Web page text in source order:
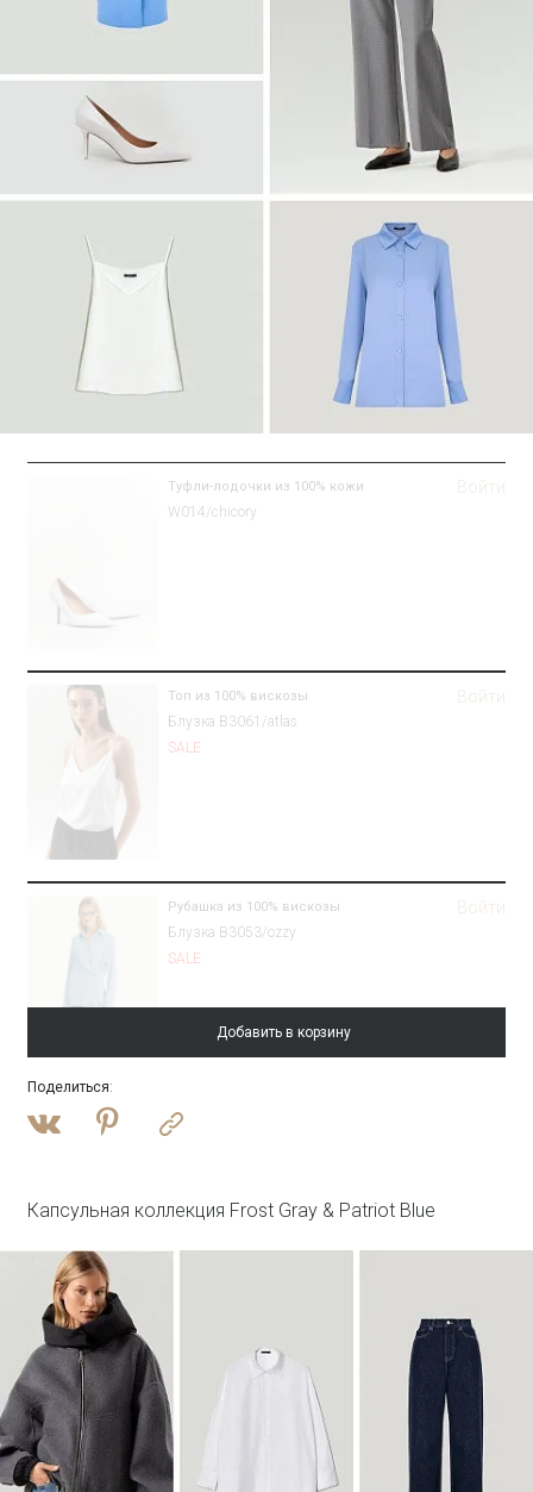
Платье-рубашка макси с принтом
Туфли-лодочки из 100% кожи
W014/chicory
Войти
Топ из 100% вискозы
Блузка B3061/atlas
SALE
Войти
Рубашка из 100% вискозы
Блузка B3053/ozzy
SALE
Войти
Однобортный жакет в полоску
Брюки D357/shift
Войти
Добавить в корзину
Поделиться:
Капсульная коллекция Frost Gray & Patriot Blue